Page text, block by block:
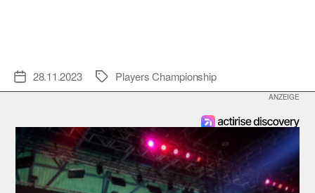
Veröffentlichungsdatum
28.11.2023 Schlagwörter
Players Championship